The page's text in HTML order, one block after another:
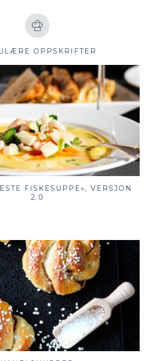
OPPSKRIFTER
FISKESUPPE», VERSJON
2.0